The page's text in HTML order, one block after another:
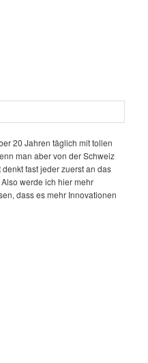
20 Jahren täglich mit tollen
man aber von der Schweiz
fast jeder zuerst an das
werde ich hier mehr
dass es mehr Innovationen